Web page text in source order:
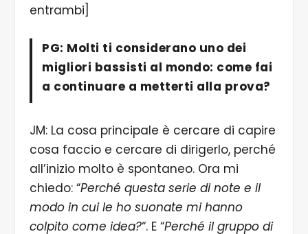
entrambi]
PG: Molti ti considerano uno dei
migliori bassisti al mondo: come fai
a continuare a metterti alla prova?
JM: La cosa principale è cercare di capire
cosa faccio e cercare di dirigerlo, perché
all’inizio molto è spontaneo. Ora mi
chiedo: “Perché questa serie di note e il
modo in cui le ho suonate mi hanno
colpito come idea?“. E “Perché il gruppo di